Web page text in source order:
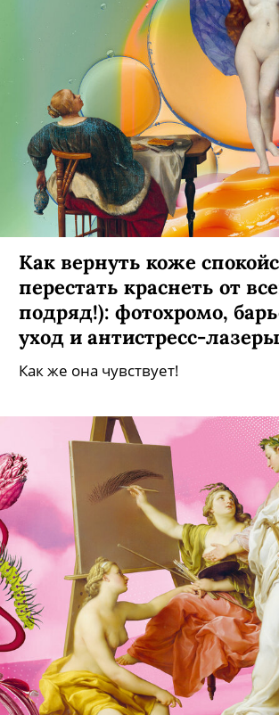
Как вернуть коже
перестать краснеть от
подряд!): фотохромо,
уход и антистресс-лазеры
Как же она чувствует!